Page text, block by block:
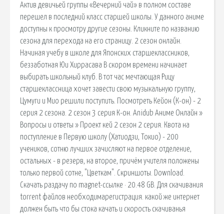
Актив девичьей группы «Вечерний чай» в полном составе
перешел в последний класс старшей школы. У данного аниме
доступны к просмотру другие сезоны. Кликните по названию
сезона для перехода на его страницу. 2 сезон онлайн.
Начиная учебу в школе для Японских старшеклассников,
беззаботная Юи Хиррасава В скором времени начинает
выбирать школьный клуб. В тот час мечтающая Рицу
старшеклассница хочет завести свою музыкальную группу,
Цумуги и Мио решили поступить. Посмотреть Кейон (К-он) - 2
серия 2 сезона. 2 сезон 3 серия К-он. Anidub Аниме Онлайн »
Вопросы и ответы » Проект кей 2 сезон 2 серия. Квота на
поступление в Первую школу (Хатиодзи, Токио) - 200
учеников, сотню лучших зачисляют на первое отделение,
остальных - в резерв, на второе, причём учителя положены
только первой сотне, "Цветкам". Скриншоты. Download.
Скачать раздачу по magnet-ссылке · 20.48 GB. Для скачивания
torrent файлов необходимарегистрация. какой же интернет
должен быть что бы стока качать и скорость скачиванья